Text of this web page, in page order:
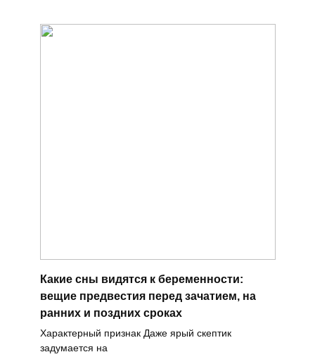
Какие сны видятся к беременности:
вещие предвестия перед зачатием, на
ранних и поздних сроках
Характерный признак Даже ярый скептик
задумается на